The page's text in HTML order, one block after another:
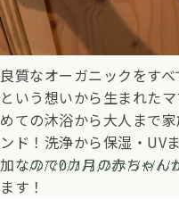
良質なオーガニックをす
という想いから生まれた
めての沐浴から大人まで
ンド！洗浄から保湿・UV
加なので0カ月の赤ちゃん
ます！